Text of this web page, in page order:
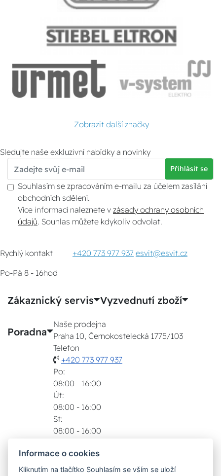
Zobrazit další značky
Sledujte naše exkluzivní nabídky a novinky
Přihlásit se
Souhlasím se zpracováním e-mailu za účelem zasílání
obchodních sdělení.
Více informací naleznete v zásady ochrany osobních
údajů . Souhlas můžete kdykoliv odvolat.
Rychlý kontakt +420 773 977 937 esvit@esvit.cz
Po-Pá 8 - 16hod
Zákaznický servis Vyzvednutí zboží
Poradna
Naše prodejna
Praha 10, Černokostelecká 1775/103
Telefon
+420 773 977 937
Po:
08:00 - 16:00
Út:
08:00 - 16:00
St:
08:00 - 16:00
08:00 - 16:00
Pá:
Informace o cookies
Kliknutím na tlačítko Souhlasím se vším se uloží